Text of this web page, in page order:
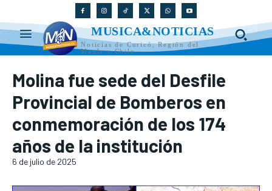
MUSICA&NOTICIAS
Noticias de Curicó, Región del
Maule y Chile
Molina fue sede del Desfile
Provincial de Bomberos en
conmemoración de los 174
años de la institución
6 de julio de 2025